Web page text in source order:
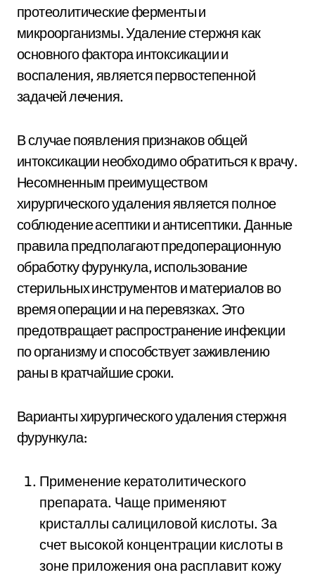
протеолитические ферменты и
микроорганизмы. Удаление стержня как
основного фактора интоксикации и
воспаления, является первостепенной
задачей лечения.
В случае появления признаков общей
интоксикации необходимо обратиться к врачу.
Несомненным преимуществом
хирургического удаления является полное
соблюдение асептики и антисептики. Данные
правила предполагают предоперационную
обработку фурункула, использование
стерильных инструментов и материалов во
время операции и на перевязках. Это
предотвращает распространение инфекции
по организму и способствует заживлению
раны в кратчайшие сроки.
Варианты хирургического удаления стержня
фурункула:
Применение кератолитического
препарата. Чаще применяют
кристаллы салициловой кислоты. За
счет высокой концентрации кислоты в
зоне приложения она расплавит кожу